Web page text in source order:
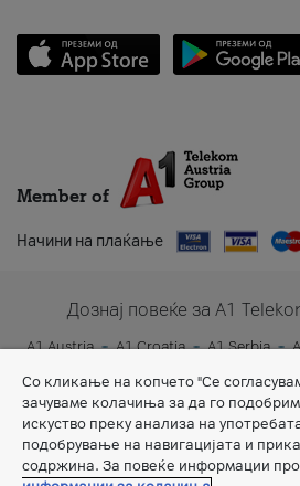
Member of
Начини на плаќање
Дознај повеќе за A1
A1 Austria A1 Croatia A1 Serbia
Со кликање на копчето "Се
зачуваме колачиња за да го
искуство преку анализа на
подобрување на навигацијата и
содржина. За повеќе информации